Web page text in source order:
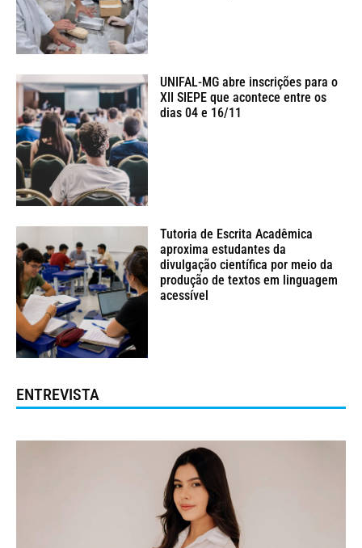
UNIFAL-MG abre inscrições para o
XII SIEPE que acontece entre os
dias 04 e 16/11
Tutoria de Escrita Acadêmica
aproxima estudantes da
divulgação científica por meio da
produção de textos em linguagem
acessível
ENTREVISTA